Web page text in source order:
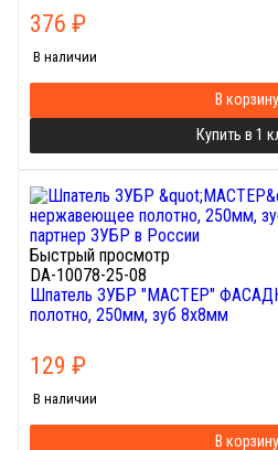
376 ₽
В наличии
В корзину
Купить в 1
Быстрый просмотр
DA-10078-25-08
Шпатель ЗУБР "МАСТЕР"
полотно, 250мм, зуб 8х8мм
129 ₽
В наличии
В корзину